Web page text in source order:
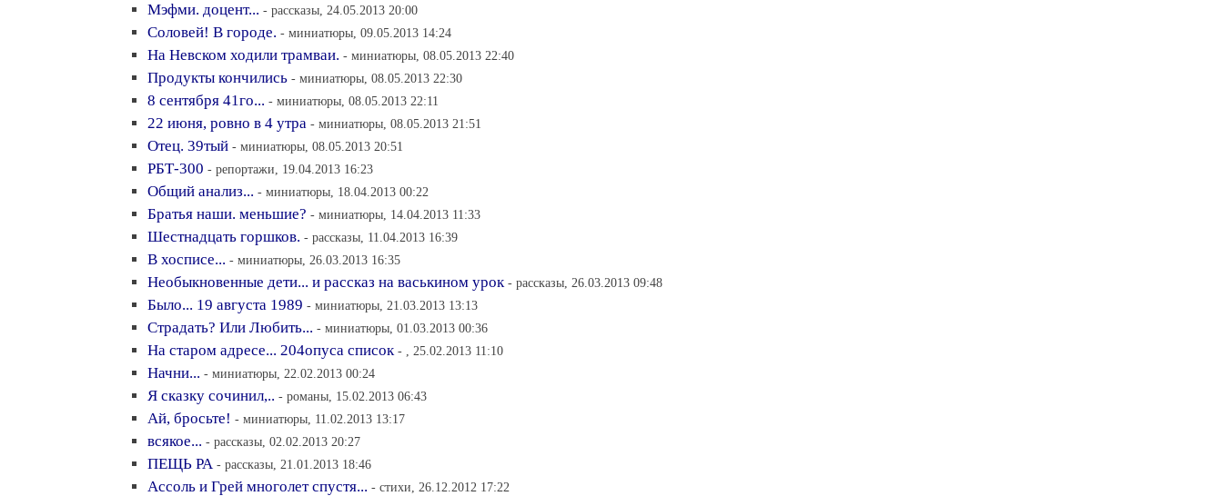
Мэфми. доцент... - рассказы, 24.05.2013 20:00
Соловей! В городе. - миниатюры, 09.05.2013 14:24
На Невском ходили трамваи. - миниатюры, 08.05.2013 22:40
Продукты кончились - миниатюры, 08.05.2013 22:30
8 сентября 41го... - миниатюры, 08.05.2013 22:11
22 июня, ровно в 4 утра - миниатюры, 08.05.2013 21:51
Отец. 39тый - миниатюры, 08.05.2013 20:51
РБТ-300 - репортажи, 19.04.2013 16:23
Общий анализ... - миниатюры, 18.04.2013 00:22
Братья наши. меньшие? - миниатюры, 14.04.2013 11:33
Шестнадцать горшков. - рассказы, 11.04.2013 16:39
В хосписе... - миниатюры, 26.03.2013 16:35
Необыкновенные дети... и рассказ на васькином урок - рассказы, 26.03.2013 09:48
Было... 19 августа 1989 - миниатюры, 21.03.2013 13:13
Страдать? Или Любить... - миниатюры, 01.03.2013 00:36
На старом адресе... 204опуса список - , 25.02.2013 11:10
Начни... - миниатюры, 22.02.2013 00:24
Я сказку сочинил,.. - романы, 15.02.2013 06:43
Ай, бросьте! - миниатюры, 11.02.2013 13:17
всякое... - рассказы, 02.02.2013 20:27
ПЕЩЬ РА - рассказы, 21.01.2013 18:46
Ассоль и Грей многолет спустя... - стихи, 26.12.2012 17:22